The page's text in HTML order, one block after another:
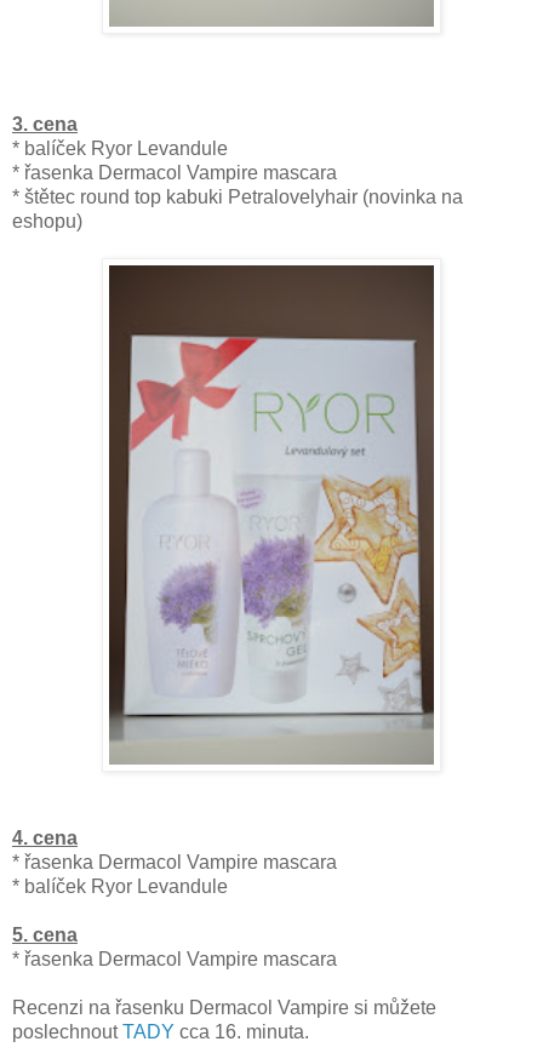
3. cena
* balíček Ryor Levandule
* řasenka Dermacol Vampire mascara
* štětec round top kabuki Petralovelyhair (novinka na
eshopu)
4. cena
* řasenka Dermacol Vampire mascara
* balíček Ryor Levandule
5. cena
* řasenka Dermacol Vampire mascara
Recenzi na řasenku Dermacol Vampire si můžete
poslechnoutTADY cca 16. minuta.